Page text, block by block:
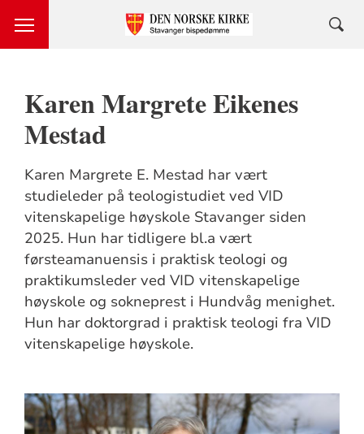
Karen Margrete Eikenes
Mestad
Karen Margrete E. Mestad har vært
studieleder på teologistudiet ved VID
vitenskapelige høyskole Stavanger siden
2025. Hun har tidligere bl.a vært
førsteamanuensis i praktisk teologi og
praktikumsleder ved VID vitenskapelige
høyskole og sokneprest i Hundvåg menighet.
Hun har doktorgrad i praktisk teologi fra VID
vitenskapelige høyskole.